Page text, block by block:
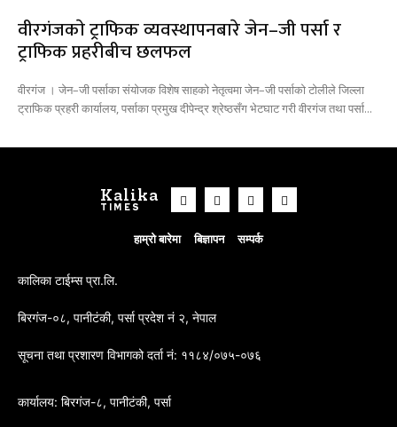
वीरगंजकाे ट्राफिक व्यवस्थापनबारे जेन–जी पर्सा र
ट्राफिक प्रहरीबीच छलफल
वीरगंज । जेन–जी पर्साका संयोजक विशेष साहको नेतृत्वमा जेन–जी पर्साको टोलीले जिल्ला
ट्राफिक प्रहरी कार्यालय, पर्साका प्रमुख दीपेन्द्र श्रेष्ठसँग भेटघाट गरी वीरगंज तथा पर्सा...
Kalika
TIMES
हाम्रो बारेमा बिज्ञापन सम्पर्क
कालिका टाईम्स प्रा.लि.
बिरगंज-०८, पानीटंकी, पर्सा प्रदेश नं २, नेपाल
सूचना तथा प्रशारण विभागको दर्ता नं: ११८४/०७५-०७६
कार्यालय: बिरगंज-८, पानीटंकी, पर्सा